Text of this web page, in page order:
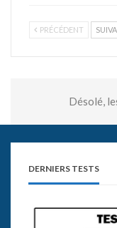
PRÉCÉDENT
Désolé,
DERNIERS TESTS